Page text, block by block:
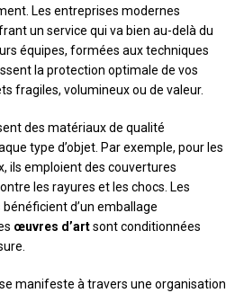
Les entreprises modernes
un service qui va bien au-delà du
équipes, formées aux techniques
la protection optimale de vos
fragiles, volumineux ou de valeur.
des matériaux de qualité
type d’objet. Par exemple, pour les
ils emploient des couvertures
les rayures et les chocs. Les
bénéficient d’un emballage
œuvres d’artsont conditionnées
manifeste à travers une organisation